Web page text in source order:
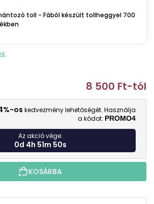
toll - Fából készült tollheggyel 700
8 500 Ft-tól
os kedvezmény lehetőségét. Használja
a kódot: PROMO4
Az akció vége:
0d 4h 51m 49s
KOSÁRBA